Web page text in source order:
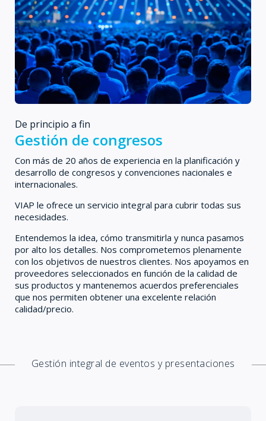
De principio a fin
Gestión de congresos
Con más de 20 años de experiencia en la planificación y
desarrollo de congresos y convenciones nacionales e
internacionales.
VIAP le ofrece un servicio integral para cubrir todas sus
necesidades.
Entendemos la idea, cómo transmitirla y nunca pasamos
por alto los detalles. Nos comprometemos plenamente
con los objetivos de nuestros clientes. Nos apoyamos en
proveedores seleccionados en función de la calidad de
sus productos y mantenemos acuerdos preferenciales
que nos permiten obtener una excelente relación
calidad/precio.
Gestión integral de eventos y presentaciones